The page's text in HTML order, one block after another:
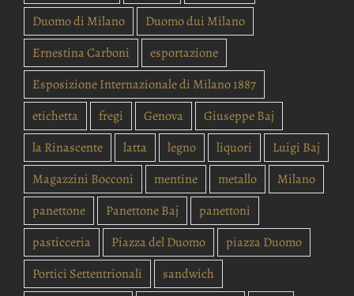
Duomo di Milano
Duomo dui Milano
Ernestina Carboni
esportazione
Esposizione Internazionale di Milano 1887
etichetta
fregi Genova
Giuseppe Baj
la Rinascente
latta legno liquori
Luigi Baj
Magazzini Bocconi
mentine metallo
Milano
panettone
Panettone Baj
panettoni
pasticceria
Piazza del Duomo
piazza Duomo
Portici Settentrionali
sandwich